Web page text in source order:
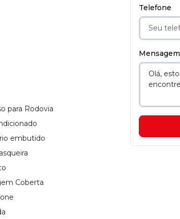
para Rodovia
embutido
Coberta
Telefone
Mensagem